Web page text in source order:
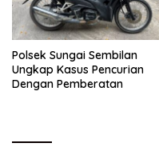
Polsek Sungai Sembilan
Ungkap Kasus Pencurian
Dengan Pemberatan